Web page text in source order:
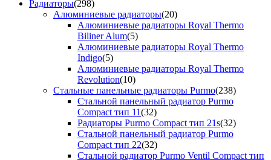
Радиаторы(298)
Алюминиевые радиаторы(20)
Алюминиевые радиаторы Royal Thermo
Biliner Alum(5)
Алюминиевые радиаторы Royal Thermo
Indigo(5)
Алюминиевые радиаторы Royal Thermo
Revolution(10)
Стальные панельные радиаторы Purmo(238)
Стальной панельный радиатор Purmo
Compact тип 11(32)
Радиаторы Purmo Compact тип 21s(32)
Стальной панельный радиатор Purmo
Compact тип 22(32)
Стальной радиатор Purmo Ventil Compact тип